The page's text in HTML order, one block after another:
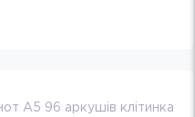
А5 96 аркушів клітинка